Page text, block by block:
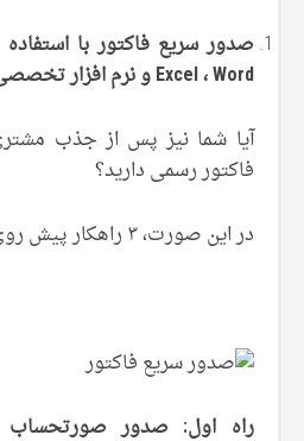
صدور سریع فاکتور با استفاده
Excel،Word
و نرم افزار
آیا شما نیز پس از جذب
فاکتور رسمی دارید؟
در این صورت، ۳ راهکار پیش روی شماست:
راه اول: صدور صورتحساب